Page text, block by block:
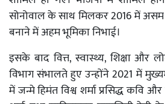
सोनोवाल के साथ मिलकर 2016 में असम
बनाने में अहम भूमिका निभाई।
इसके बाद वित्त, स्वास्थ्य, शिक्षा और
विभाग संभालते हुए उन्होंने 2021 में
में जन्मे हिमंत विश्व शर्मा प्रसिद्ध कवि